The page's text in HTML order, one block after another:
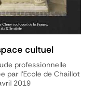
cultuel
professionnelle
par l'Ecole de Chaillot
2019